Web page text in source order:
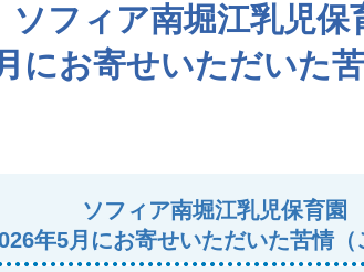
ソフィア南堀江乳児保
にお寄せいただいた苦
ソフィア南堀江乳児保育園
年5月にお寄せいただいた苦情（